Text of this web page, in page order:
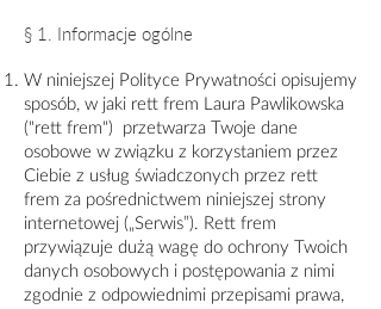
§ 1. Informacje ogólne
W niniejszej Polityce Prywatności opisujemy
sposób, w jaki rett frem Laura Pawlikowska
("rett frem") przetwarza Twoje dane
osobowe w związku z korzystaniem przez
Ciebie z usług świadczonych przez rett
frem za pośrednictwem niniejszej strony
internetowej („Serwis”). Rett frem
przywiązuje dużą wagę do ochrony Twoich
danych osobowych i postępowania z nimi
zgodnie z odpowiednimi przepisami prawa,